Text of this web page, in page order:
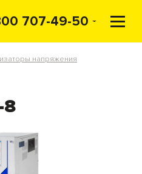
707-49-50
напряжения
8